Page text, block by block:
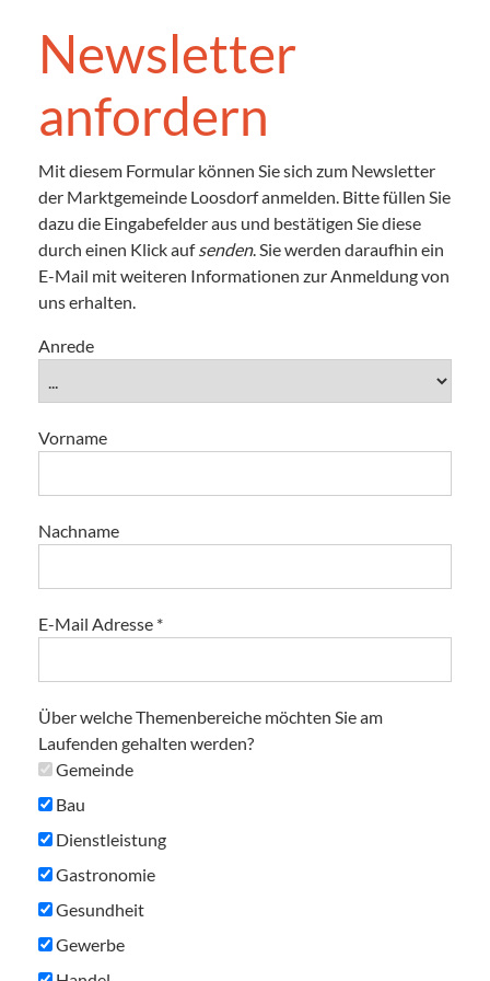
Newsletter
anfordern
Mit diesem Formular können Sie sich zum Newsletter
der Marktgemeinde Loosdorf anmelden. Bitte füllen Sie
dazu die Eingabefelder aus und bestätigen Sie diese
durch einen Klick auf senden. Sie werden daraufhin ein
E-Mail mit weiteren Informationen zur Anmeldung von
uns erhalten.
Anrede
Vorname
Nachname
E-Mail Adresse *
Über welche Themenbereiche möchten Sie am
Laufenden gehalten werden?
Gemeinde
Bau
Dienstleistung
Gastronomie
Gesundheit
Gewerbe